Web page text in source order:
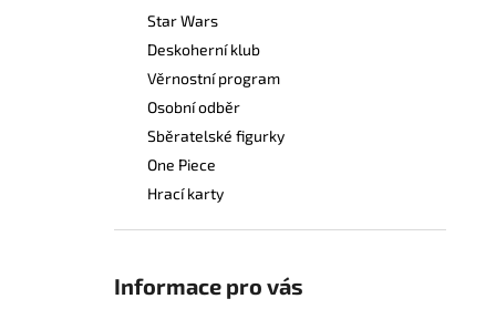
Star Wars
Deskoherní klub
Věrnostní program
Osobní odběr
Sběratelské figurky
One Piece
Hrací karty
Informace pro vás